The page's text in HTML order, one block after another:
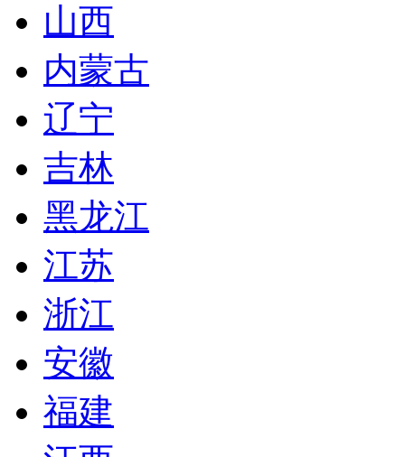
山西
内蒙古
辽宁
吉林
黑龙江
江苏
浙江
安徽
福建